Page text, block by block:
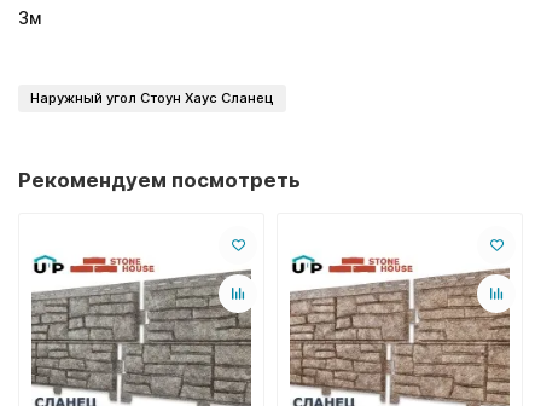
3м
Наружный угол Стоун Хаус Сланец
Рекомендуем посмотреть